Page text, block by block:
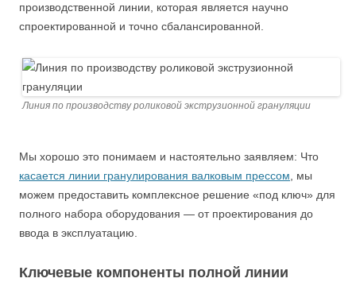
производственной линии, которая является научно
спроектированной и точно сбалансированной.
Линия по производству роликовой экструзионной грануляции
Мы хорошо это понимаем и настоятельно заявляем: Что
касается линии гранулирования валковым прессом , мы
можем предоставить комплексное решение «под ключ» для
полного набора оборудования — от проектирования до
ввода в эксплуатацию.
Ключевые компоненты полной линии